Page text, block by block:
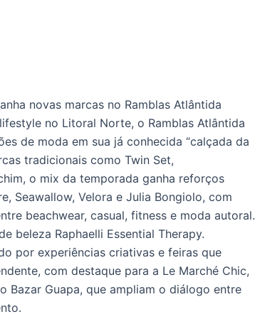
novas marcas no Ramblas Atlântida
no Litoral Norte, o Ramblas Atlântida
de moda em sua já conhecida “calçada da
tradicionais como Twin Set,
o mix da temporada ganha reforços
Seawallow, Velora e Julia Bongiolo, com
beachwear, casual, fitness e moda autoral.
beleza Raphaelli Essential Therapy.
por experiências criativas e feiras que
com destaque para a Le Marché Chic,
Bazar Guapa, que ampliam o diálogo entre